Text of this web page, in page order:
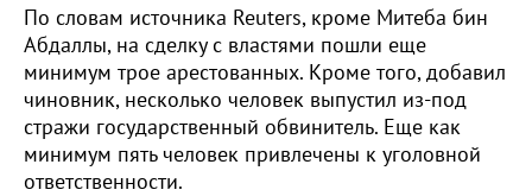
По словам источника Reuters, кроме Митеба бин
Абдаллы, на сделку с властями пошли еще
минимум трое арестованных. Кроме того, добавил
чиновник, несколько человек выпустил из-под
стражи государственный обвинитель. Еще как
минимум пять человек привлечены к уголовной
ответственности.